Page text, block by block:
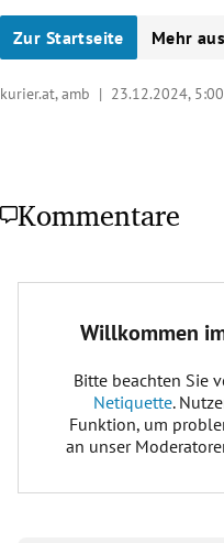
Zur Startseite Mehr
kurier.at, amb | 23.12.2024, 5:00
Kommentare